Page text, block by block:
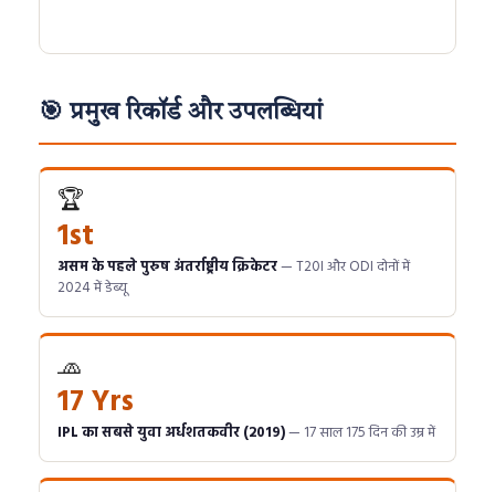
🎯 प्रमुख रिकॉर्ड और उपलब्धियां
🏆
1st
असम के पहले पुरुष अंतर्राष्ट्रीय क्रिकेटर— T20I और ODI दोनों में
2024 में डेब्यू
🧢
17 Yrs
IPL का सबसे युवा अर्धशतकवीर (2019)— 17 साल 175 दिन की उम्र में